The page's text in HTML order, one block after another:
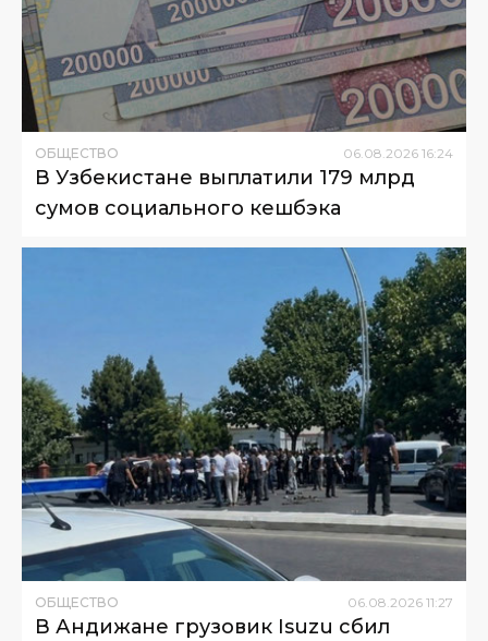
ОБЩЕСТВО 06.08.2026 16:24
В Узбекистане выплатили 179 млрд
сумов социального кешбэка
ОБЩЕСТВО 06.08.2026 11:27
В Андижане грузовик Isuzu сбил